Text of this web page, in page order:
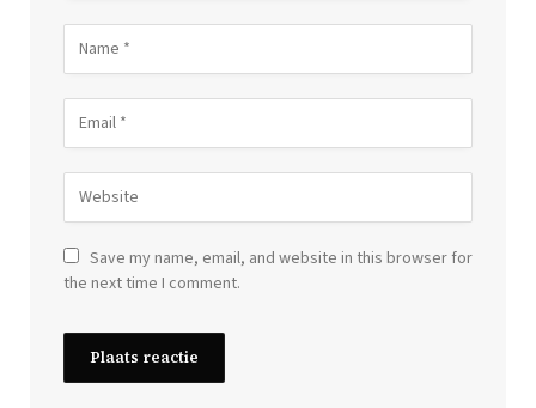
Save my name, email, and website in this browser for
the next time I comment.